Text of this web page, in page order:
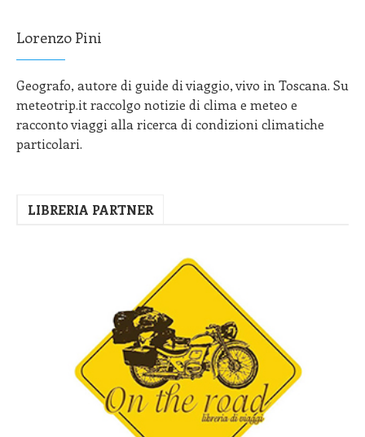
Lorenzo Pini
Geografo, autore di guide di viaggio, vivo in Toscana. Su
meteotrip.it raccolgo notizie di clima e meteo e
racconto viaggi alla ricerca di condizioni climatiche
particolari.
LIBRERIA PARTNER